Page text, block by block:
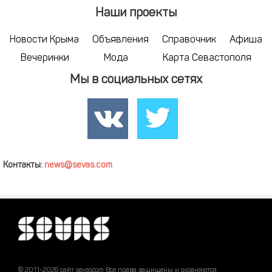
Наши проекты
Новости Крыма Объявления Справочник
Афиша
Вечеринки
Мода Карта Севастополя
Мы в социальных сетях
Контакты: news@sevas.com
© 2011-2026 сайт sevascom Все права защищены и охраняются